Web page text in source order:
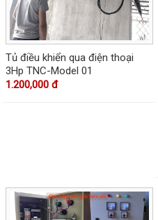
Tủ điều khiển qua điện thoại
3Hp TNC-Model 01
1.200,000 đ